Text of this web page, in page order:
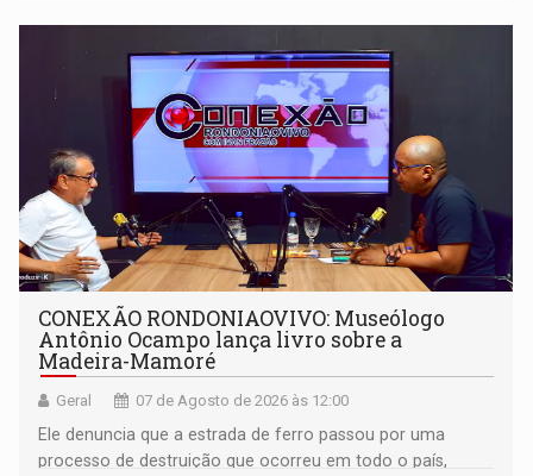
CONEXÃO RONDONIAOVIVO: Museólogo
Antônio Ocampo lança livro sobre a
Madeira-Mamoré
Geral 07 de Agosto de 2026 às 12:00
Ele denuncia que a estrada de ferro passou por uma
processo de destruição que ocorreu em todo o país,